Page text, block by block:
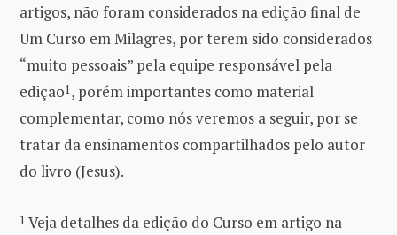
artigos, não foram considerados na edição final de
Um Curso em Milagres, por terem sido considerados
“muito pessoais” pela equipe responsável pela
edição1, porém importantes como material
complementar, como nós veremos a seguir, por se
tratar da ensinamentos compartilhados pelo autor
do livro (Jesus).
1 Veja detalhes da edição do Curso em artigo na